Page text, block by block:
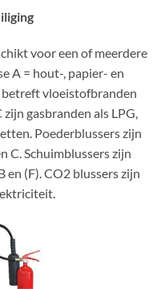
voor een of meerdere
A = hout-, papier- en
vloeistofbranden
gasbranden als LPG,
Poederblussers zijn
C. Schuimblussers zijn
en (F). CO2 blussers zijn